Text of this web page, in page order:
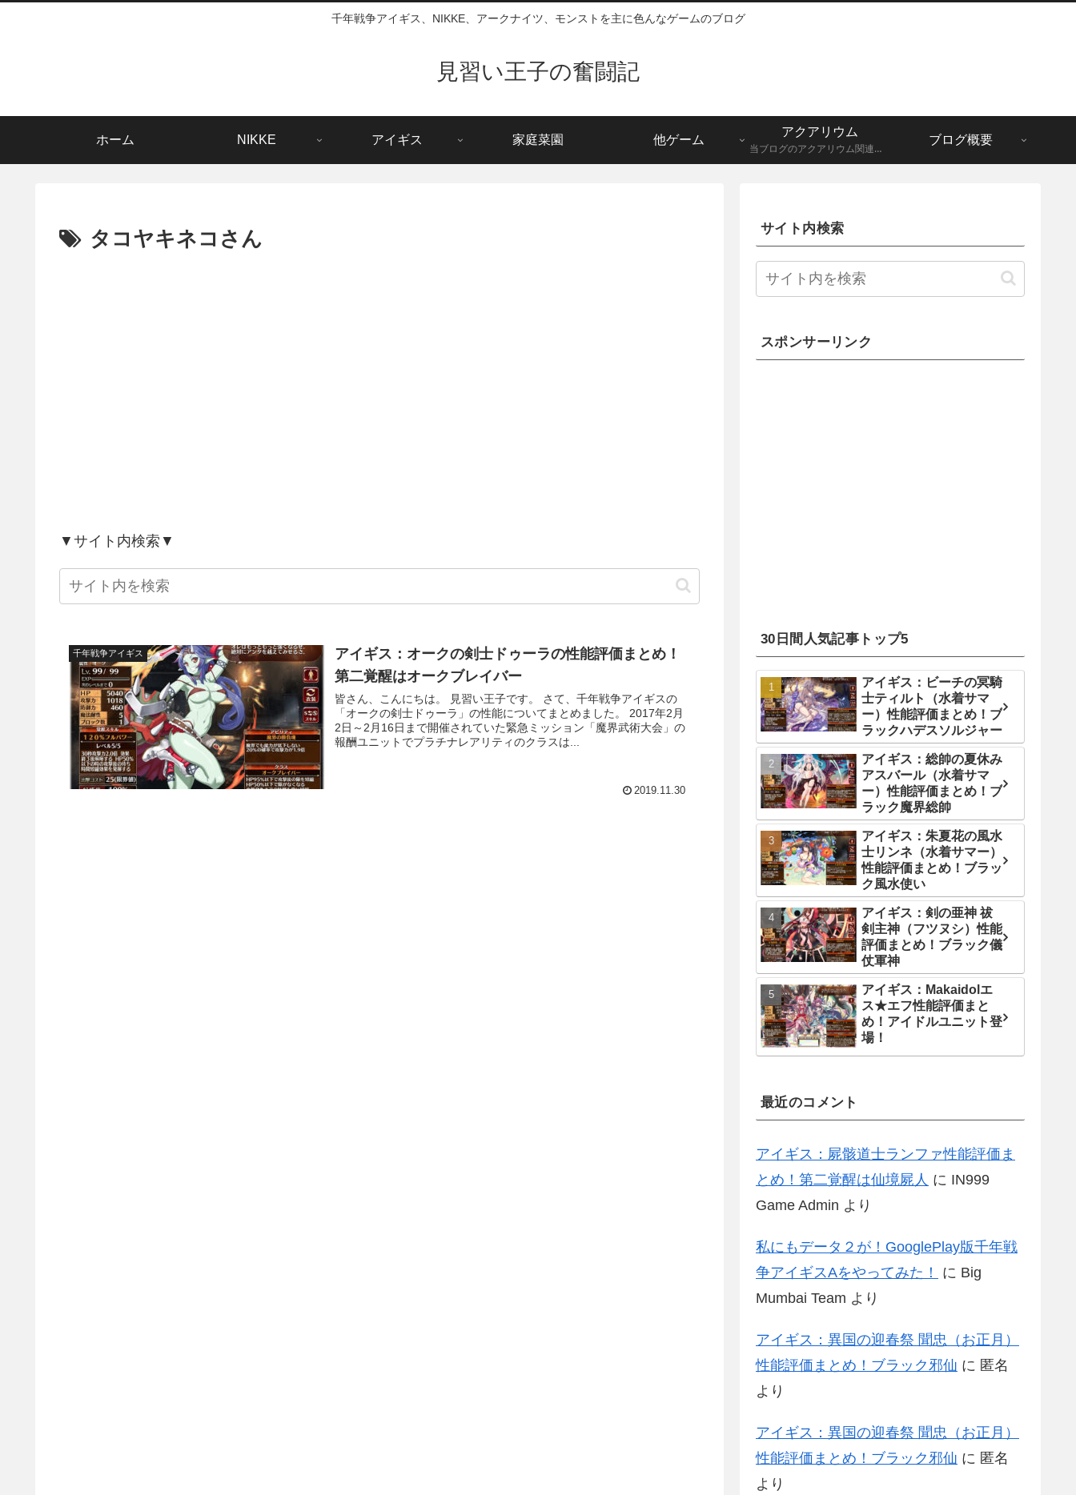
千年戦争アイギス、NIKKE、アークナイツ、モンストを主に色んなゲームのブログ
見習い王子の奮闘記
ホーム NIKKE アイギス 家庭菜園 他ゲーム
アクアリウム
当ブログのアクアリウム関連記事一覧になります。メダカ、グッピーなど。
ブログ概要
タコヤキネコさん
▼サイト内検索▼
千年戦争アイギス
アイギス：オークの剣士ドゥーラの性能評価まとめ！
第二覚醒はオークブレイバー
皆さん、こんにちは。 見習い王子です。 さて、千年戦争アイギスの
「オークの剣士ドゥーラ」の性能についてまとめました。 2017年2月
2日～2月16日まで開催されていた緊急ミッション「魔界武術大会」の
報酬ユニットでプラチナレアリティのクラスは...
2019.11.30
サイト内検索
スポンサーリンク
30日間人気記事トップ5
アイギス：ビーチの冥騎
士ティルト（水着サマ
ー）性能評価まとめ！ブ
ラックハデスソルジャー
アイギス：総帥の夏休み
アスバール（水着サマ
ー）性能評価まとめ！ブ
ラック魔界総帥
アイギス：朱夏花の風水
士リンネ（水着サマー）
性能評価まとめ！ブラッ
ク風水使い
アイギス：剣の亜神 祓
剣主神（フツヌシ）性能
評価まとめ！ブラック儀
仗軍神
アイギス：Makaidolエ
ス★エフ性能評価まと
め！アイドルユニット登
場！
最近のコメント
アイギス：屍骸道士ランファ性能評価ま
とめ！第二覚醒は仙境屍人 に IN999
Game Admin より
私にもデータ２が！GooglePlay版千年戦
争アイギスAをやってみた！
に Big
Mumbai Team より
アイギス：異国の迎春祭 聞忠（お正月）
性能評価まとめ！ブラック邪仙 に 匿名
より
アイギス：異国の迎春祭 聞忠（お正月）
性能評価まとめ！ブラック邪仙 に 匿名
より